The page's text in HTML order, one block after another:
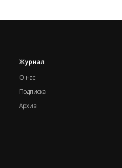
Журнал
О нас
Подписка
Архив